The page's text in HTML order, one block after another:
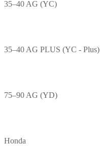
35–40 AG (YC)
35–40 AG PLUS (YC - Plus)
75–90 AG (YD)
Honda